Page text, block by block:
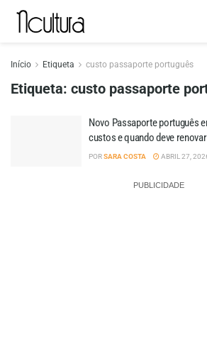
Início Etiqueta custo passaporte português
Etiqueta: custo passaporte
Novo Passaporte português
custos e quando deve renovar
PORSARA COSTA ABRIL 27,
PUBLICIDADE